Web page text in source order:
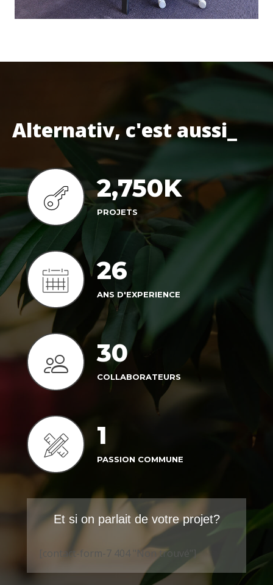
Alternativ, c'est aussi_
2,750K
26
ANS D'EXPERIENCE
30
COLLABORATEURS
1
Et si on parlait de votre projet?
[contact-form-7 404 "Non trouvé"]